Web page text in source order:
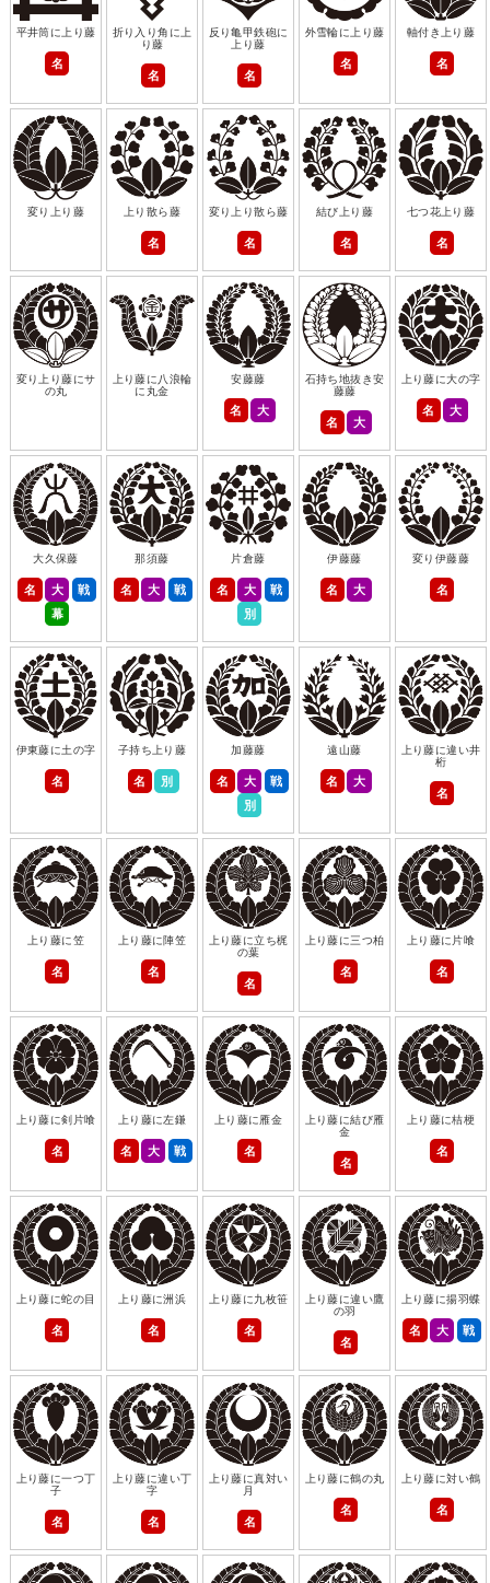
平井筒に上り藤
名
折り入り角に上
り藤
名
反り亀甲鉄砲に
上り藤
名
外雪輪に上り藤
名
軸付き上り藤
名
変り上り藤 上り散ら藤
名
変り上り散ら藤
名
結び上り藤
名
七つ花上り藤
名
変り上り藤にサ
の丸
上り藤に八浪輪
に丸金
安藤藤
名 大
石持ち地抜き安
藤藤
名 大
上り藤に大の字
名 大
大久保藤
名 大
戦
幕
那須藤
名 大 戦
片倉藤
名 大
戦
別
伊藤藤
名 大
変り伊藤藤
名
伊東藤に土の字
名
子持ち上り藤
名 別
加藤藤
名 大
戦
別
遠山藤
名 大
上り藤に違い井
桁
名
上り藤に笠
名
上り藤に陣笠
名
上り藤に立ち梶
の葉
名
上り藤に三つ柏
名
上り藤に片喰
名
上り藤に剣片喰
名
上り藤に左鎌
名 大 戦
上り藤に雁金
名
上り藤に結び雁
金
名
上り藤に桔梗
名
上り藤に蛇の目
名
上り藤に洲浜
名
上り藤に九枚笹
名
上り藤に違い鷹
の羽
名
上り藤に揚羽蝶
名 大 戦
上り藤に一つ丁
子
名
上り藤に違い丁
字
名
上り藤に真対い
月
名
上り藤に鶴の丸
名
上り藤に対い鶴
名